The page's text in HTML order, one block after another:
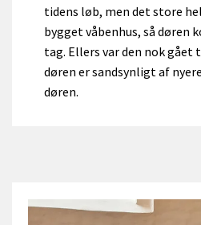
tidens løb, men det store
bygget våbenhus, så døren
tag. Ellers var den nok
døren er sandsynligt af
døren.